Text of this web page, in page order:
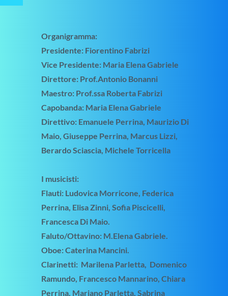
Organigramma:
Presidente: Fiorentino Fabrizi
Vice Presidente: Maria Elena Gabriele
Direttore: Prof.Antonio Bonanni
Maestro: Prof.ssa Roberta Fabrizi
Capobanda: Maria Elena Gabriele
Direttivo: Emanuele Perrina, Maurizio Di
Maio, Giuseppe Perrina, Marcus Lizzi,
Berardo Sciascia, Michele Torricella
I musicisti:
Flauti: Ludovica Morricone, Federica
Perrina, Elisa Zinni, Sofia Piscicelli,
Francesca Di Maio.
Faluto/Ottavino: M.Elena Gabriele.
Oboe: Caterina Mancini.
Clarinetti: Marilena Parletta, Domenico
Ramundo, Francesco Mannarino, Chiara
Perrina, Mariano Parletta, Sabrina